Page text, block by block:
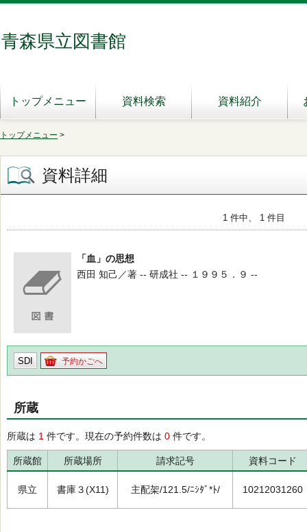
青森県立図書館
トップメニュー 資料検索 資料紹介
トップメニュー >
資料詳細
1 件中、 1 件目
「血」の思想
西田 知己／著 -- 研成社 -- １９９５．９ --
SDI 予約かごへ
所蔵
所蔵は 1 件です。現在の予約件数は 0 件です。
所蔵館 所蔵場所 請求記号 資料コード
県立 書庫３(X11) 主配架/121.5/ﾆｼﾀﾞ*ﾄ/ 10212031260